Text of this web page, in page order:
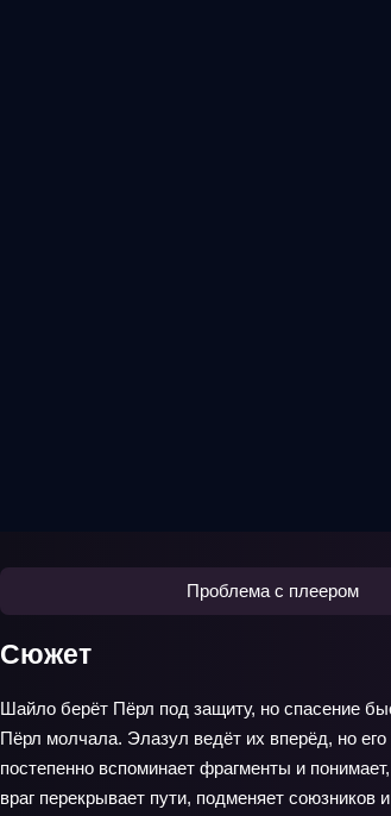
Проблема с плеером
Сюжет
Шайло берёт Пёрл под защиту, но спасение
Пёрл молчала. Элазул ведёт их вперёд, но
постепенно вспоминает фрагменты и
враг перекрывает пути, подменяет